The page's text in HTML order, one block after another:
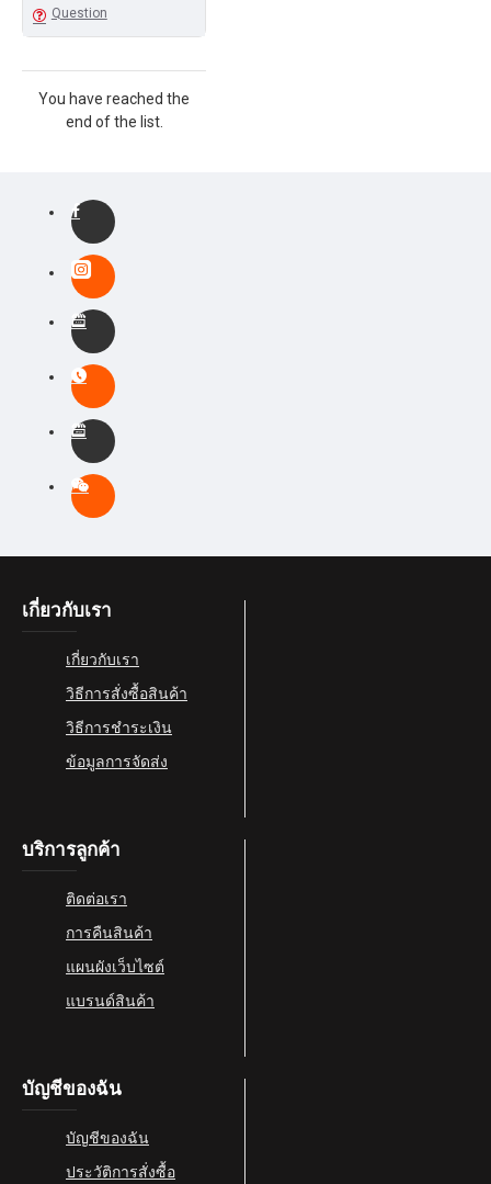
Question
You have reached the
end of the list.
เกี่ยวกับเรา
เกี่ยวกับเรา
วิธีการสั่งซื้อสินค้า
วิธีการชำระเงิน
ข้อมูลการจัดส่ง
บริการลูกค้า
ติดต่อเรา
การคืนสินค้า
แผนผังเว็บไซต์
แบรนด์สินค้า
บัญชีของฉัน
บัญชีของฉัน
ประวัติการสั่งซื้อ